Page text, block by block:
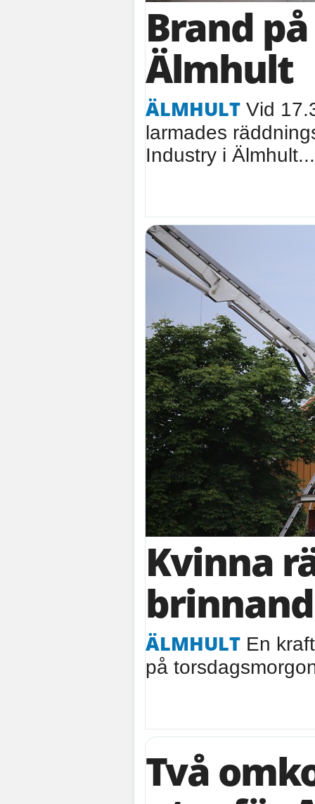
Brand
Älmhult
ÄLMHULT Vid
larmades
Industry i Älmhult...
Kvinna
ÄLMHULT En
på
Två